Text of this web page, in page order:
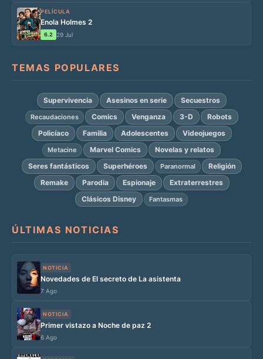
PELÍCULA
Enola Holmes 2
6.2 29 Jul
TEMAS POPULARES
Supervivencia Asesinos en serie Secuestros
Recaudaciones Comics Venganza 3-D
Robots
Policíaco
Familia Adolescentes Videojuegos
Metacine Marvel Comics
Novelas y relatos
Seres fantásticos
Superhéroes Paranormal
Religión
Remake
Parodia Espionaje
Extraterrestres
Clásicos Disney
Fantasmas
ÚLTIMAS NOTICIAS
NOTICIA
Novedades de El secreto de La asistenta
7 Ago
NOTICIA
Primer vistazo a Noche de paz 2
6 Ago